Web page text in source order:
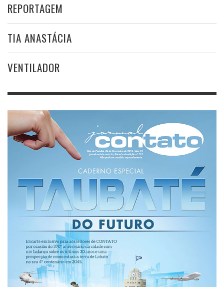
REPORTAGEM
TIA ANASTÁCIA
VENTILADOR